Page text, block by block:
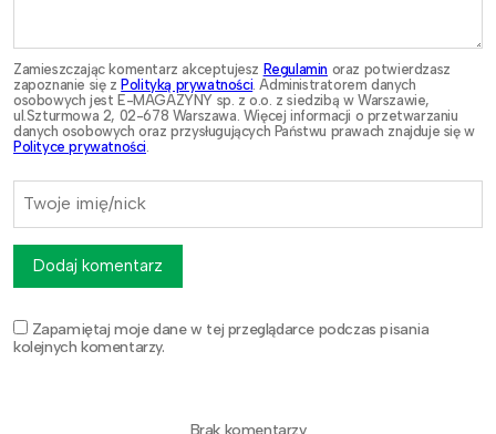
Zamieszczając komentarz akceptujesz Regulamin oraz potwierdzasz
zapoznanie się zPolityką prywatności . Administratorem danych
osobowych jest E-MAGAZYNY sp. z o.o. z siedzibą w Warszawie,
ul.Szturmowa 2, 02-678 Warszawa. Więcej informacji o przetwarzaniu
danych osobowych oraz przysługujących Państwu prawach znajduje się w
Polityce prywatności
Zapamiętaj moje dane w tej przeglądarce podczas pisania
kolejnych komentarzy.
Dodaj komentarz